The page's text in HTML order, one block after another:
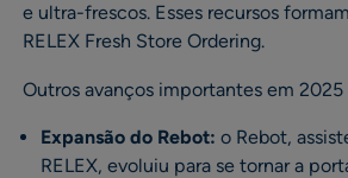
e ultra-frescos. Esses recursos
RELEX Fresh Store Ordering.
Outros avanços importantes em
Expansão do Rebot: o Rebot,
RELEX, evoluiu para se tornar a